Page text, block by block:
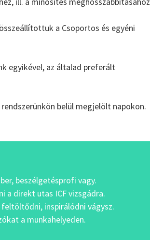
a Csoportos és egyéni
egyikével, az általad preferált
belül megjelölt napokon.
beszélgetésprofi vagy.
a direkt utas ICF vizsgádra.
inspirálódni vágysz.
a munkahelyeden.